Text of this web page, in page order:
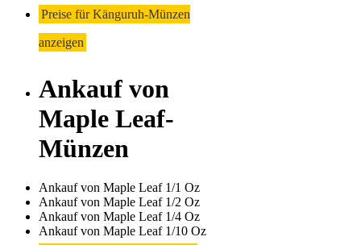
Preise für Känguruh-Münzen
anzeigen
Ankauf von
Maple Leaf-
Münzen
Ankauf von Maple Leaf 1/1 Oz
Ankauf von Maple Leaf 1/2 Oz
Ankauf von Maple Leaf 1/4 Oz
Ankauf von Maple Leaf 1/10 Oz